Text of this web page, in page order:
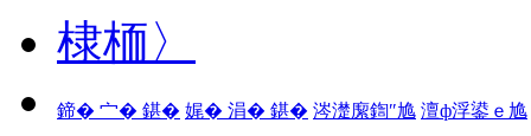
棣栭〉
鍗� 宀� 鍖� 娓� 涓� 鍖� 涔濋緳鍧″尯 澶ф浮鍙ｅ尯